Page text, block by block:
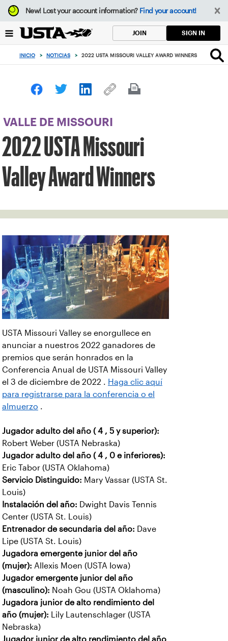
Enfoque
desde
botón
volver
principio
New!Lost your account information? Find your account!
JOIN SIGN IN
INICIO > NOTICIAS > 2022 USTA MISSOURI VALLEY AWARD WINNERS
VALLE DE MISSOURI
2022 USTA Missouri
Valley Award Winners
USTA Missouri Valley se enorgullece en
anunciar a nuestros 2022 ganadores de
premios que serán honrados en la
Conferencia Anual de USTA Missouri Valley
el 3 de diciembre de 2022 . Haga clic aquí
para registrarse para la conferencia o el
almuerzo .
Jugador adulto del año ( 4 , 5 y superior):
Robert Weber (USTA Nebraska)
Jugador adulto del año ( 4 , 0 e inferiores):
Eric Tabor (USTA Oklahoma)
Servicio Distinguido: Mary Vassar (USTA St.
Louis)
Instalación del año: Dwight Davis Tennis
Center (USTA St. Louis)
Entrenador de secundaria del año: Dave
Lipe (USTA St. Louis)
Jugadora emergente junior del año
(mujer): Allexis Moen (USTA Iowa)
Jugador emergente junior del año
(masculino): Noah Gou (USTA Oklahoma)
Jugadora junior de alto rendimiento del
año (mujer): Lily Lautenschlager (USTA
Nebraska)
Jugador junior de alto rendimiento del año